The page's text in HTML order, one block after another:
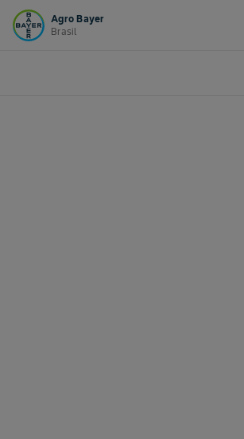
Agro Bayer
Brasil